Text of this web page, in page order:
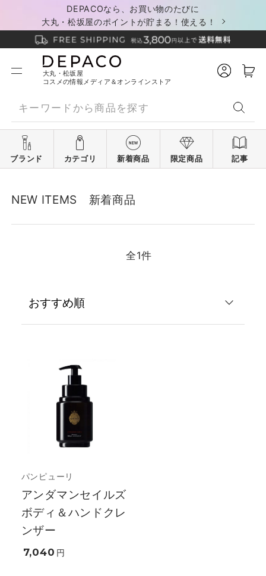
DEPACOなら、お買い物のたびに
大丸・松坂屋のポイントが貯まる！使える！
大丸・松坂屋
コスメの情報メディア＆オンラインストア
ブランド カテゴリ 新着商品 限定商品 記事
NEW ITEMS 新着商品
全1件
パンピューリ
アンダマンセイルズ
ボディ＆ハンドクレ
ンザー
7,040 円